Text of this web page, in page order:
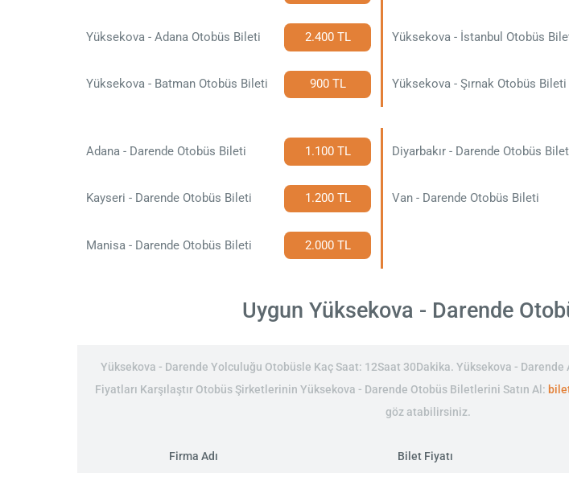
Yüksekova - Adana Otobüs Bileti 2.400 TL Yüksekova - İstanbul Otobüs
Yüksekova - Batman Otobüs Bileti 900 TL Yüksekova - Şırnak Otobüs Bileti
Adana - Darende Otobüs Bileti 1.100 TL Diyarbakır - Darende Otobüs
Kayseri - Darende Otobüs Bileti 1.200 TL Van - Darende Otobüs Bileti
Manisa - Darende Otobüs Bileti 2.000 TL
Uygun Yüksekova - Darende
Yüksekova - Darende Yolculuğu Otobüsle Kaç Saat: 12Saat 30Dakika. Yüksekova - Darende
Fiyatları Karşılaştır Otobüs Şirketlerinin Yüksekova - Darende Otobüs Biletlerini Satın Al:
göz atabilirsiniz.
Firma Adı Bilet Fiyatı